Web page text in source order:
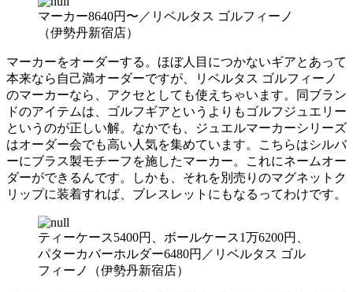
マーカー8640円〜／リベルタス ゴルフィーノ
（伊勢丹新宿店）
マーカーをオーダーする。ほぼ人目につかないギアとあって
本来なら自己満オーダーですが、リベルタス ゴルフィーノ
のマーカーなら、アクセとしても使えちゃいます。同ブラン
ドのアイテムは、ゴルフギアというよりもゴルフジュエリー
というのが正しい解。なかでも、ジュエルマーカーシリーズ
はオーダー会でも高い人気を集めています。こちらはシルバ
ーにブラス製モチーフを施したマーカー。これにネームオー
ダーができるんです。しかも、それを別売りのマグネットク
リップに装着すれば、ブレスレットにもなるってわけです。
ティーケース5400円、ボールケース1万6200円、
パターカバーホルダー6480円／リベルタス ゴル
フィーノ（伊勢丹新宿店）